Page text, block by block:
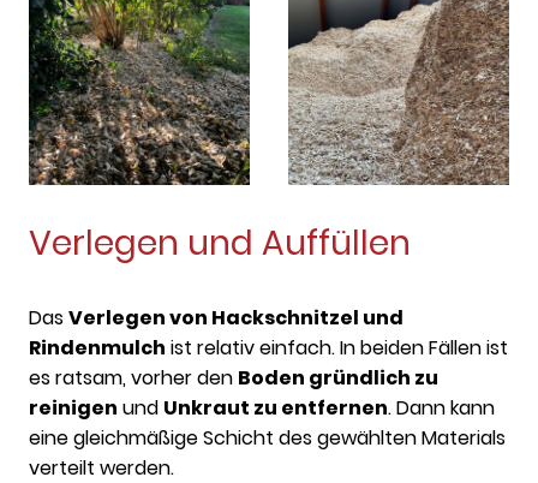
Verlegen und Auffüllen
DasVerlegen von Hackschnitzel und
Rindenmulch ist relativ einfach. In beiden Fällen ist
es ratsam, vorher den Boden gründlich zu
reinigen und Unkraut zu entfernen. Dann kann
eine gleichmäßige Schicht des gewählten Materials
verteilt werden.